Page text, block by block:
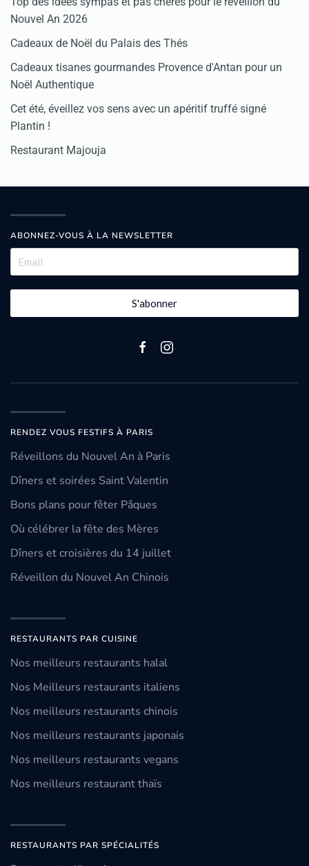
Nouvel An 2026
Cadeaux de Noël du Palais des Thés
Cadeaux tisanes gourmandes Provence d'Antan pour un
Noël Authentique
Cet été, éveillez vos sens avec un apéritif truffé signé
Plantin !
Restaurant Majouja
ABONNEZ-VOUS À LA NEWSLETTER
S'abonner
RENDEZ VOUS FESTIFS À PARIS
Réveillons du Nouvel An à Paris
Dîners et soirées Saint Valentin
Bons plans pour fêter Pâques
Où célébrer la fête des Mères
Dîners et croisières du 14 juillet
Réveillon du Nouvel An Chinois
RESTAURANTS PAR CUISINE
Nos meilleurs restaurants halal
Nos Meilleurs restaurants italiens
Nos meilleurs restaurants chinois
Nos meilleurs restaurants japonais
Nos meilleurs restaurants vegans
Nos meilleurs restaurant thaïs
RESTAURANTS PAR SPÉCIALITÉS